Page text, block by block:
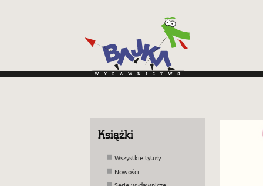
Książki
Wszystkie tytuły
Nowości